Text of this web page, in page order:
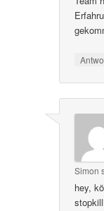
Simon
hey,